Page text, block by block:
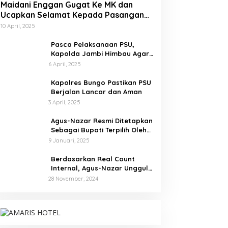
Maidani Enggan Gugat Ke MK dan
Ucapkan Selamat Kepada Pasangan
Dedy-Dayat
10 April, 2025
Pasca Pelaksanaan PSU,
Kapolda Jambi Himbau Agar
Semua Pihak Jaga Situasi
6 April, 2025
Kapolres Bungo Pastikan PSU
Berjalan Lancar dan Aman
3 April, 2025
Agus-Nazar Resmi Ditetapkan
Sebagai Bupati Terpilih Oleh
KPU Kabupaten Tebo
9 Januari, 2025
Berdasarkan Real Count
Internal, Agus-Nazar Unggul
61 Persen dari Aspan-Tono
28 November, 2024